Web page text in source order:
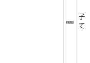
子育
て